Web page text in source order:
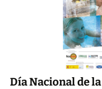
Día Nacional de